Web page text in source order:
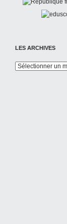
LES ARCHIVES
Les